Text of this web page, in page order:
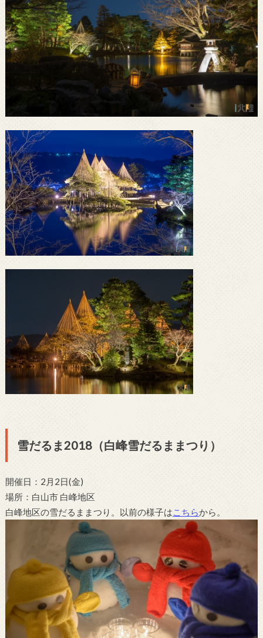
雪だるま2018（白峰雪だるままつり）
開催日：2月2日(金)
場所：白山市 白峰地区
白峰地区の雪だるままつり。以前の様子は こちらから。